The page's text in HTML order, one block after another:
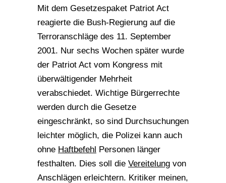
Mit dem Gesetzespaket Patriot Act
reagierte die Bush-Regierung auf die
Terroranschläge des 11. September
2001. Nur sechs Wochen später wurde
der Patriot Act vom Kongress mit
überwältigender Mehrheit
verabschiedet. Wichtige Bürgerrechte
werden durch die Gesetze
eingeschränkt, so sind Durchsuchungen
leichter möglich, die Polizei kann auch
ohne Haftbefehl Personen länger
festhalten. Dies soll die Vereitelung von
Anschlägen erleichtern. Kritiker meinen,